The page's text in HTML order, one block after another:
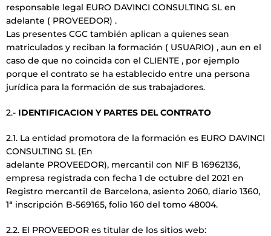
responsable legal EURO DAVINCI CONSULTING SL en
adelante ( PROVEEDOR) .
Las presentes CGC también aplican a quienes sean
matriculados y reciban la formación ( USUARIO) , aun en el
caso de que no coincida con el CLIENTE , por ejemplo
porque el contrato se ha establecido entre una persona
jurídica para la formación de sus trabajadores.
2.- IDENTIFICACION Y PARTES DEL CONTRATO
2.1. La entidad promotora de la formación es EURO DAVINCI
CONSULTING SL (En
adelante PROVEEDOR), mercantil con NIF B 16962136,
empresa registrada con fecha 1 de octubre del 2021 en
Registro mercantil de Barcelona, asiento 2060, diario 1360,
1ª inscripción B-569165, folio 160 del tomo 48004.
2.2. El PROVEEDOR es titular de los sitios web: